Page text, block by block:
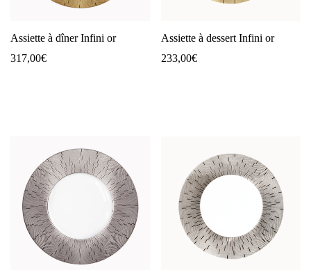
Assiette à dîner Infini or
317,00€
Assiette à dessert Infini or
233,00€